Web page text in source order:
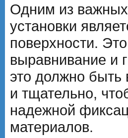
Одним из
установки
поверхности.
выравнивание и
это должно быть
и тщательно,
надежной
материалов.